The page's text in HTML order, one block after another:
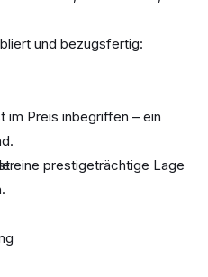
und bezugsfertig:
Preis inbegriffen – ein
eine prestigeträchtige Lage